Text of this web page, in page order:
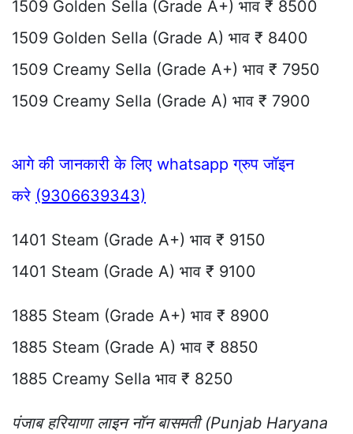
1509 Golden Sella (Grade A+) भाव ₹ 8500
1509 Golden Sella (Grade A) भाव ₹ 8400
1509 Creamy Sella (Grade A+) भाव ₹ 7950
1509 Creamy Sella (Grade A) भाव ₹ 7900
आगे की जानकारी के लिए whatsapp ग्रुप जॉइन
करे (9306639343)
1401 Steam (Grade A+) भाव ₹ 9150
1401 Steam (Grade A) भाव ₹ 9100
1885 Steam (Grade A+) भाव ₹ 8900
1885 Steam (Grade A) भाव ₹ 8850
1885 Creamy Sella भाव ₹ 8250
पंजाब हरियाणा लाइन नॉन बासमती (Punjab Haryana